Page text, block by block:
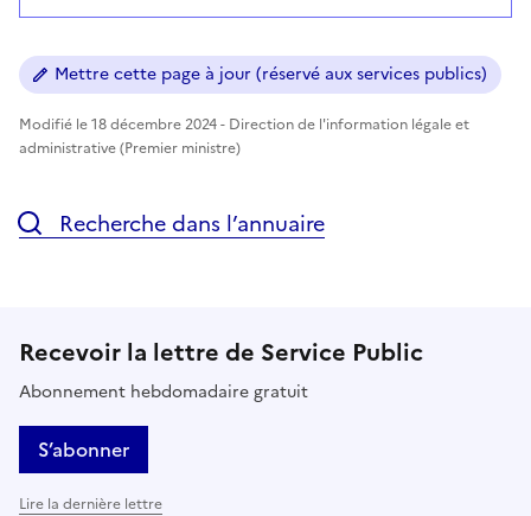
Mettre cette page à jour (réservé aux services publics)
Modifié le 18 décembre 2024 - Direction de l'information légale et
administrative (Premier ministre)
Recherche dans l’annuaire
Recevoir la lettre de Service Public
Abonnement hebdomadaire gratuit
S’abonner
Lire la dernière lettre